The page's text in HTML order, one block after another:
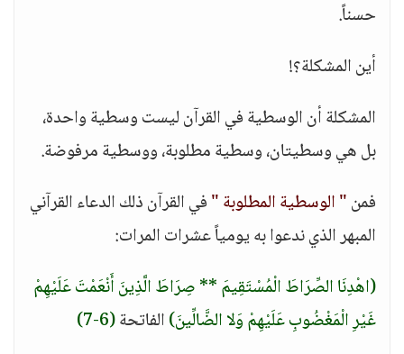
حسناً.
أين المشكلة؟!
المشكلة أن الوسطية في القرآن ليست وسطية واحدة،
بل هي وسطيتان، وسطية مطلوبة، ووسطية مرفوضة.
فمن" الوسطية المطلوبة "في القرآن ذلك الدعاء القرآني
المبهر الذي ندعوا به يومياً عشرات المرات:
(اهْدِنَا الصِّرَاطَ الْمُسْتَقِيمَ ** صِرَاطَ الَّذِينَ أَنْعَمْتَ عَلَيْهِمْ
غَيْرِ الْمَغْضُوبِ عَلَيْهِمْ وَلا الضَّالِّينَ)الفاتحة(6-7)